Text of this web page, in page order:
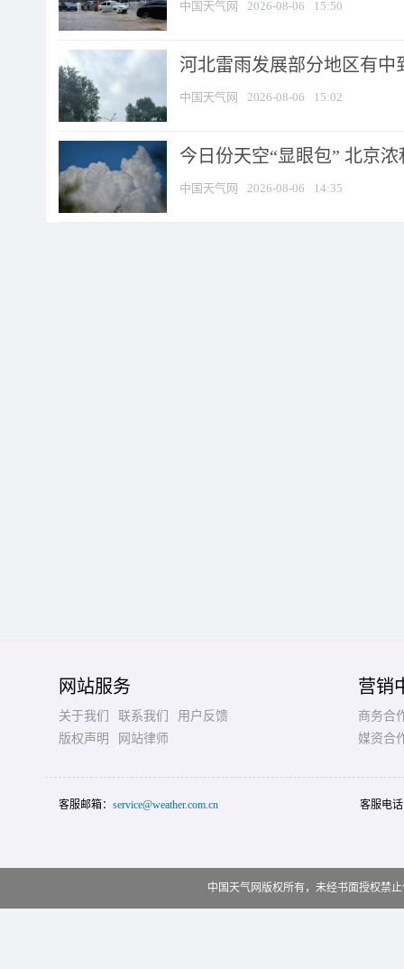
中国天气网 2026-08-06 15:50
河北雷雨发展部分地区有中
中国天气网 2026-08-06 15:02
今日份天空“显眼包” 北京
中国天气网 2026-08-06 14:35
网站服务
关于我们 联系我们
用户反馈
版权声明
网站律师
营销
商务合
媒资合
客服邮箱： service@weather.com.cn 客服电
中国天气网版权所有，未经书面授权